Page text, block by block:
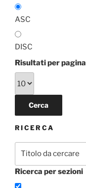
ASC
DISC
Risultati per pagina
RICERCA
Ricerca per sezioni